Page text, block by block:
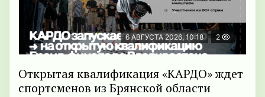
6 АВГУСТА 2026, 10:18 2
Открытая квалификация «КАРДО» ждет
спортсменов из Брянской области